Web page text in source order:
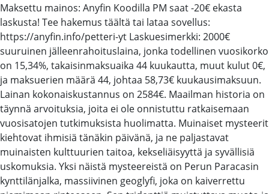
Maksettu mainos: Anyfin Koodilla PM saat -20€ ekasta
laskusta! Tee hakemus täältä tai lataa sovellus:
https://anyfin.info/petteri-yt Laskuesimerkki: 2000€
suuruinen jälleenrahoituslaina, jonka todellinen vuosikorko
on 15,34%, takaisinmaksuaika 44 kuukautta, muut kulut 0€,
ja maksuerien määrä 44, johtaa 58,73€ kuukausimaksuun.
Lainan kokonaiskustannus on 2584€. Maailman historia on
täynnä arvoituksia, joita ei ole onnistuttu ratkaisemaan
vuosisatojen tutkimuksista huolimatta. Muinaiset mysteerit
kiehtovat ihmisiä tänäkin päivänä, ja ne paljastavat
muinaisten kulttuurien taitoa, kekseliäisyyttä ja syvällisiä
uskomuksia. Yksi näistä mysteereistä on Perun Paracasin
kynttilänjalka, massiivinen geoglyfi, joka on kaiverrettu